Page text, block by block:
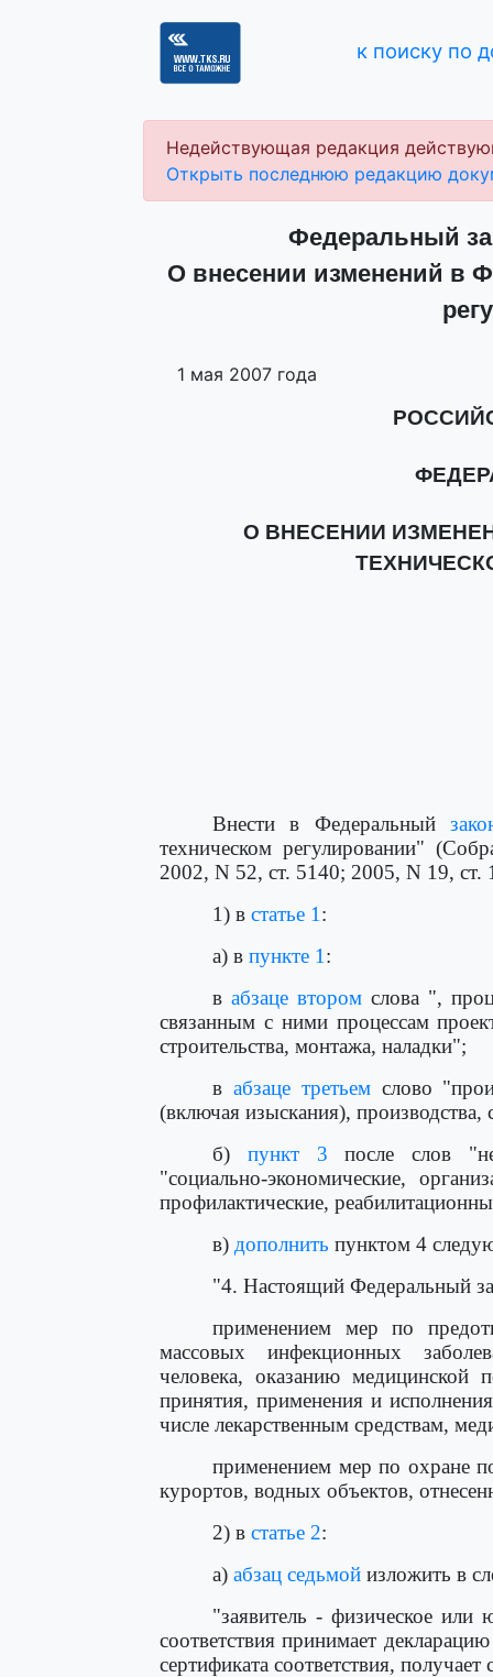
к поиску по
Недействующая редакция
Открыть последнюю редакцию
Федеральный
О внесении изменений в
1 мая 2007 года
О ВНЕСЕНИИ
Внести в Федеральный
техническом регулировании"
2002, N 52, ст. 5140; 2005, N 19,
1) в статье 1 :
а) в пункте 1 :
в абзаце второмслова ",
связанным с ними процессам
строительства, монтажа, наладки";
в абзаце третьемслово
(включая изыскания), производства,
б) пункт 3 после слов
"социально-экономические,
профилактические,
в) дополнить пунктом 4
"4. Настоящий Федеральный
применением мер по
массовых инфекционных
человека, оказанию медицинской
принятия, применения и
числе лекарственным средствам,
применением мер по охране
курортов, водных объектов,
2) в статье 2:
а) абзац седьмой изложить в
"заявитель - физическое или
соответствия принимает
сертификата соответствия, получает